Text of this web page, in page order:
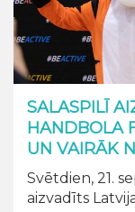
SALASPILĪ
HANDBOLA
UN VAIRĀK
Svētdien, 21.
aizvadīts